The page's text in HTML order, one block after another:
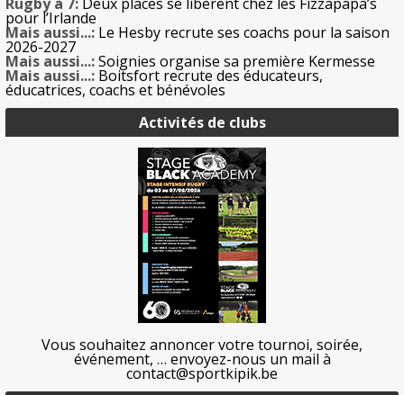
Rugby à 7: Deux places se libèrent chez les Fizzapapa’s
pour l’Irlande
Mais aussi...: Le Hesby recrute ses coachs pour la saison
2026-2027
Mais aussi...:Soignies organise sa première Kermesse
Mais aussi...: Boitsfort recrute des éducateurs,
éducatrices, coachs et bénévoles
Activités de clubs
Vous souhaitez annoncer votre tournoi, soirée,
événement, … envoyez-nous un mail à
contact@sportkipik.be